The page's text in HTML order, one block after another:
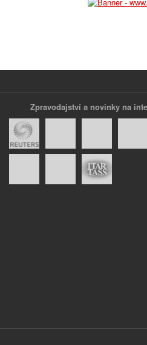
Zpravodajství a novinky na